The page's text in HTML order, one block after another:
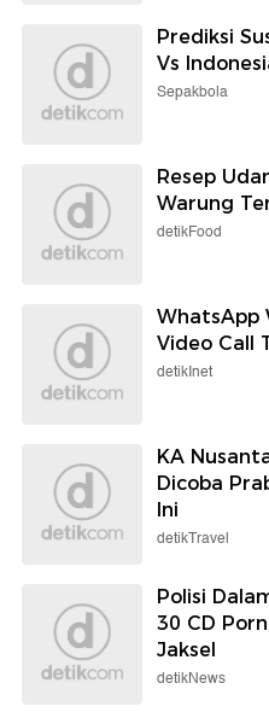
Prediksi
Vs
Sepakbola
Resep
Warung
detikFood
WhatsApp
Video Call
detikInet
KA
Dicoba
Ini
detikTravel
Polisi
30 CD
Jaksel
detikNews